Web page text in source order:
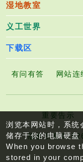
湿地教室
义工世界
下载区
有问有答 网站连
重要告示
版权所有
浏览本网站时，系统
储存于你的电脑硬盘
When you browse
stored in your